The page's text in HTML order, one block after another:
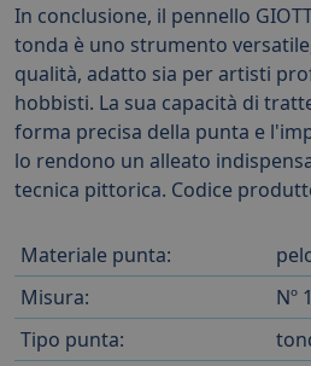
In conclusione, il pennello
tonda è uno strumento
qualità, adatto sia per artisti
hobbisti. La sua capacità di
forma precisa della punta e
lo rendono un alleato
tecnica pittorica. Codice
Materiale punta:
Misura:
Nº
Tipo punta: